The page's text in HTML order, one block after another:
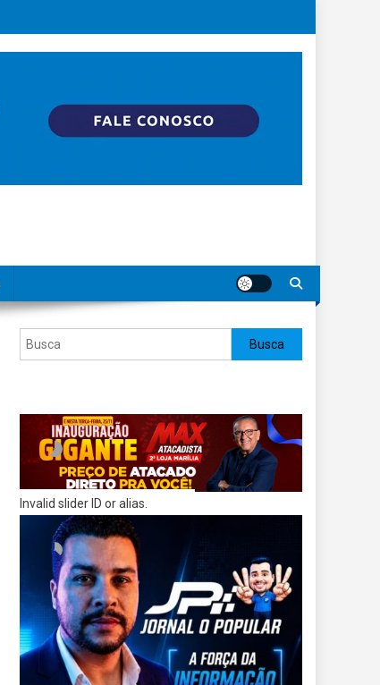
Pesquisar Busca
Invalid slider ID or alias.